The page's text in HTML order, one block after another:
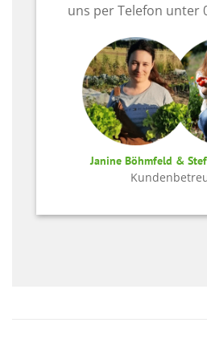
uns per Telefon unter
Janine Böhmfeld &